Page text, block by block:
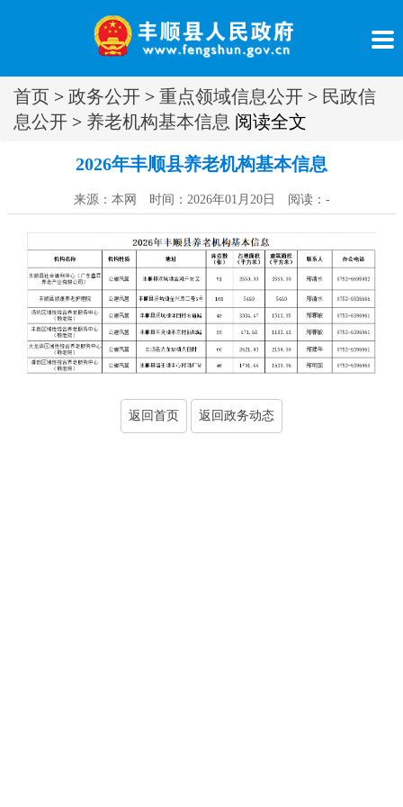
首页 > 政务公开 > 重点领域信息公开 > 民政信
息公开 > 养老机构基本信息 阅读全文
2026年丰顺县养老机构基本信息
来源：本网 时间：2026年01月20日 阅读： -
返回首页 返回政务动态